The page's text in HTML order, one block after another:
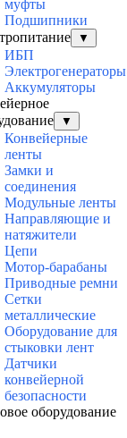
муфты
Подшипники
▼
ИБП
Электрогенераторы
Аккумуляторы
▼
Конвейерные
ленты
Замки и
соединения
Модульные ленты
Направляющие и
натяжители
Цепи
Мотор-барабаны
Приводные ремни
Сетки
металлические
Оборудование для
стыковки лент
Датчики
конвейерной
безопасности
оборудование